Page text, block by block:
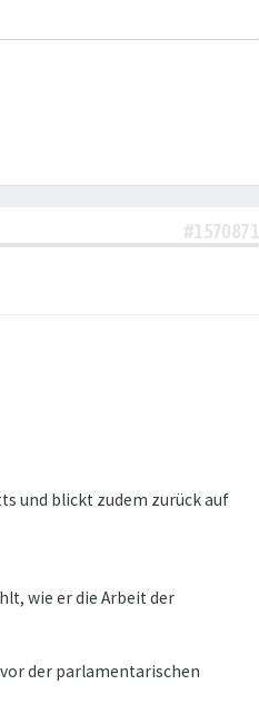
#1570871
und blickt zudem zurück auf
wie er die Arbeit der
der parlamentarischen